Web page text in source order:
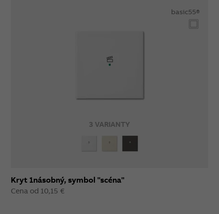
3 VARIANTY
basic55®
Kryt 1násobný, symbol "scéna"
Cena od 10,15 €